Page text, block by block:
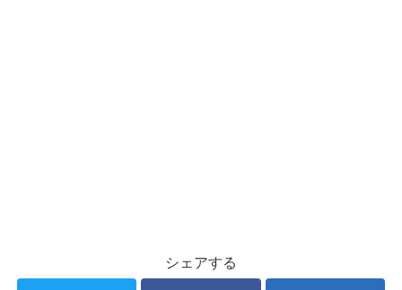
シェアする